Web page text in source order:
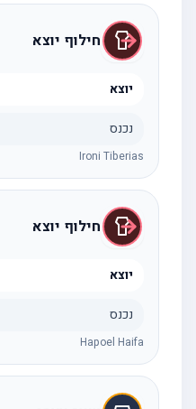
חילוף יוצא
יוצא
נכנס
Ironi Tiberias
חילוף יוצא
יוצא
נכנס
Hapoel Haifa